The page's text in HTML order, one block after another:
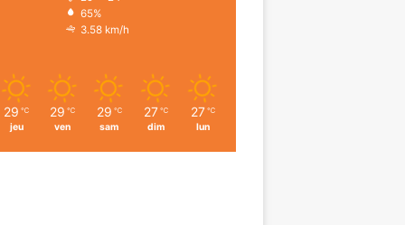
65%
3.58 km/h
29 ℃
jeu
29 ℃
ven
29 ℃
sam
27 ℃
dim
27 ℃
lun